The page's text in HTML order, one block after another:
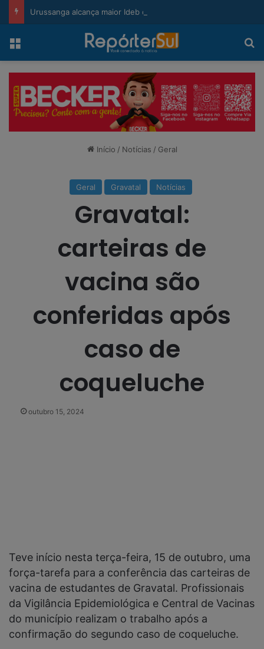
Menu
Início / Notícias / Geral
Geral Gravatal Notícias
Gravatal:
carteiras de
vacina são
conferidas após
caso de
coqueluche
outubro 15, 2024
Teve início nesta terça-feira, 15 de outubro, uma
força-tarefa para a conferência das carteiras de
vacina de estudantes de Gravatal. Profissionais
da Vigilância Epidemiológica e Central de Vacinas
do município realizam o trabalho após a
confirmação do segundo caso de coqueluche.